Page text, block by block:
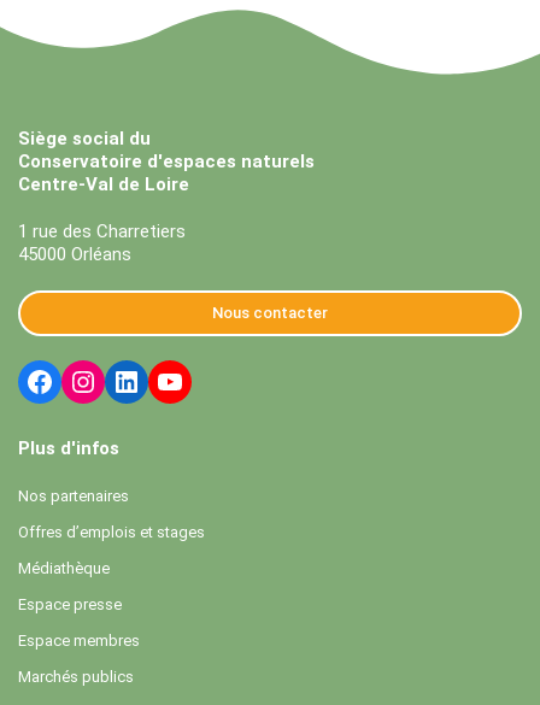
Siège social du
Conservatoire d'espaces naturels
Centre-Val de Loire
1 rue des Charretiers
45000 Orléans
Nous contacter
Plus d'infos
Nos partenaires
Offres d’emplois et stages
Médiathèque
Espace presse
Espace membres
Marchés publics